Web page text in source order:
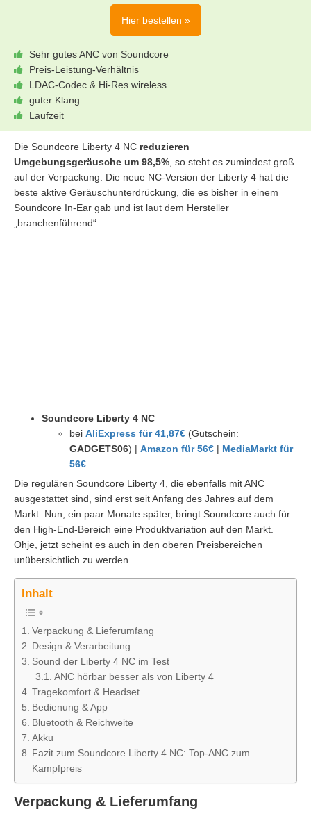
Hier bestellen »
Sehr gutes ANC von Soundcore
Preis-Leistung-Verhältnis
LDAC-Codec & Hi-Res wireless
guter Klang
Laufzeit
Die Soundcore Liberty 4 NC reduzieren
Umgebungsgeräusche um 98,5% , so steht es zumindest groß
auf der Verpackung. Die neue NC-Version der Liberty 4 hat die
beste aktive Geräuschunterdrückung, die es bisher in einem
Soundcore In-Ear gab und ist laut dem Hersteller
„branchenführend“.
Soundcore Liberty 4 NC
bei AliExpress für 41,87€ (Gutschein:
GADGETS06) | Amazon für 56€ | MediaMarkt für
56€
Die regulären Soundcore Liberty 4, die ebenfalls mit ANC
ausgestattet sind, sind erst seit Anfang des Jahres auf dem
Markt. Nun, ein paar Monate später, bringt Soundcore auch für
den High-End-Bereich eine Produktvariation auf den Markt.
Ohje, jetzt scheint es auch in den oberen Preisbereichen
unübersichtlich zu werden.
Inhalt
Verpackung & Lieferumfang
Design & Verarbeitung
Sound der Liberty 4 NC im Test
ANC hörbar besser als von Liberty 4
Tragekomfort & Headset
Bedienung & App
Bluetooth & Reichweite
Akku
Fazit zum Soundcore Liberty 4 NC: Top-ANC zum
Kampfpreis
Verpackung & Lieferumfang